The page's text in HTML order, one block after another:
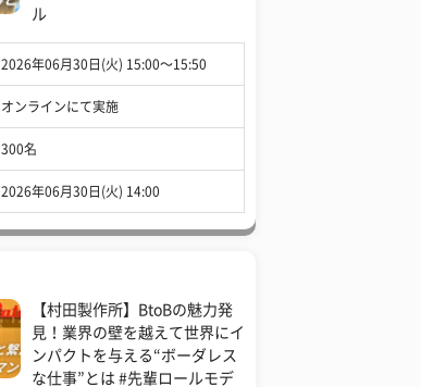
ル
2026年06月30日(火) 15:00〜15:50
オンラインにて実施
300名
2026年06月30日(火) 14:00
【村田製作所】BtoBの魅力発
見！業界の壁を越えて世界にイ
ンパクトを与える“ボーダレス
な仕事”とは #先輩ロールモデ